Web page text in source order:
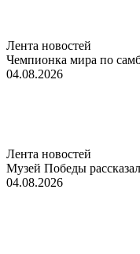
Лента новостей
Чемпионка мира по
04.08.2026
Лента новостей
Музей Победы
04.08.2026